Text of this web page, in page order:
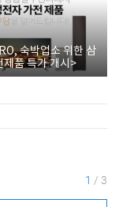
숙박업소 위한 삼
제품 특가 개시>
1 / 3